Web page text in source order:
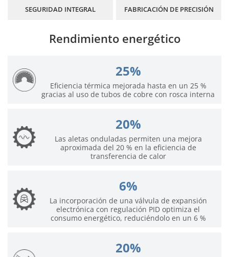
SEGURIDAD INTEGRAL FABRICACIÓN DE PRECISIÓN
Rendimiento energético
25%
Eficiencia térmica mejorada hasta en un 25 %
gracias al uso de tubos de cobre con rosca interna
20%
Las aletas onduladas permiten una mejora
aproximada del 20 % en la eficiencia de
transferencia de calor
6%
La incorporación de una válvula de expansión
electrónica con regulación PID optimiza el
consumo energético, reduciéndolo en un 6 %
20%